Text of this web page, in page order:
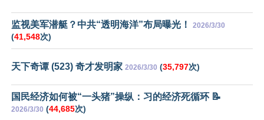
监视美军潜艇？中共“透明海洋”布局曝光！ 2026/3/30
(41,548次)
天下奇谭 (523) 奇才发明家 2026/3/30 (35,797次)
国民经济如何被“一头猪”操纵：习的经济死循环 📝
2026/3/30 (44,685次)